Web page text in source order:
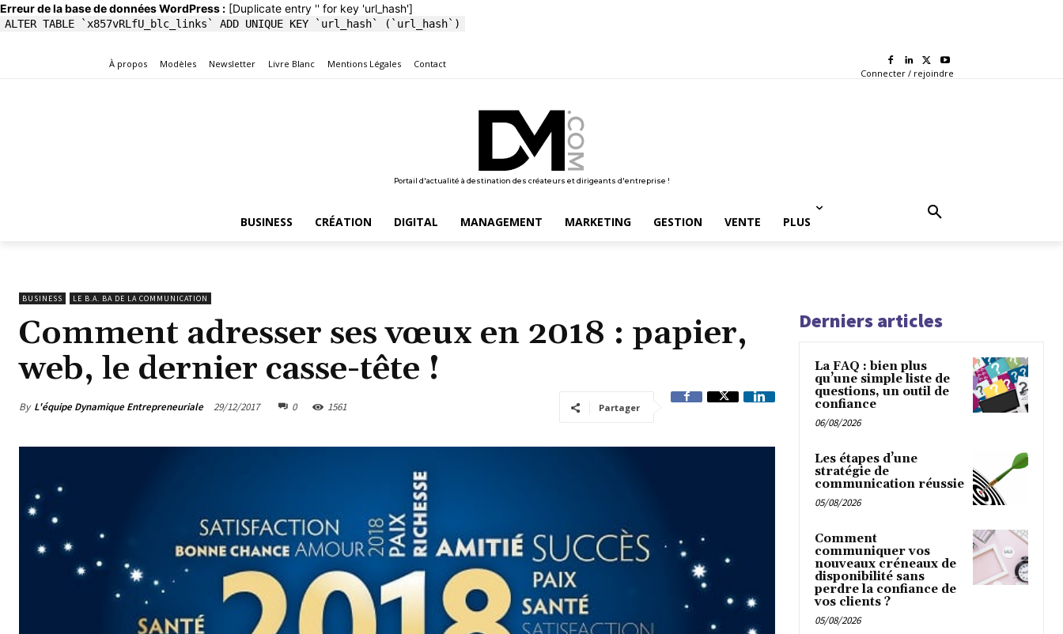
Erreur de la base de données WordPress : [Duplicate entry '' for key 'url_hash']
ALTER TABLE `x857vRLfU_blc_links` ADD UNIQUE KEY `url_hash` (`url_hash`)
À propos Modèles Newsletter Livre Blanc Mentions Légales Contact
Connecter / rejoindre
Portail d'actualité à destination des créateurs et dirigeants d'entreprise !
BUSINESS CRÉATION DIGITAL MANAGEMENT MARKETING GESTION VENTE PLUS
BUSINESS LE B.A. BA DE LA COMMUNICATION
Comment adresser ses vœux en 2018 : papier,
web, le dernier casse-tête !
By L'équipe Dynamique Entrepreneuriale 29/12/2017 0 1561 Partager
Derniers articles
La FAQ : bien plus
qu’une simple liste de
questions, un outil de
confiance
06/08/2026
Les étapes d’une
stratégie de
communication réussie
05/08/2026
Comment
communiquer vos
nouveaux créneaux de
disponibilité sans
perdre la confiance de
vos clients ?
05/08/2026